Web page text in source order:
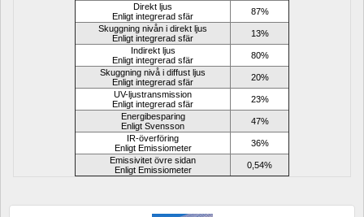
Direkt ljus
Enligt integrerad sfär
87%
Skuggning nivån i direkt ljus
Enligt integrerad sfär
13%
Indirekt ljus
Enligt integrerad sfär
80%
Skuggning nivå i diffust ljus
Enligt integrerad sfär
20%
UV-ljustransmission
Enligt integrerad sfär
23%
Energibesparing
Enligt Svensson
47%
IR-överföring
Enligt Emissiometer
36%
Emissivitet övre sidan
Enligt Emissiometer
0,54%